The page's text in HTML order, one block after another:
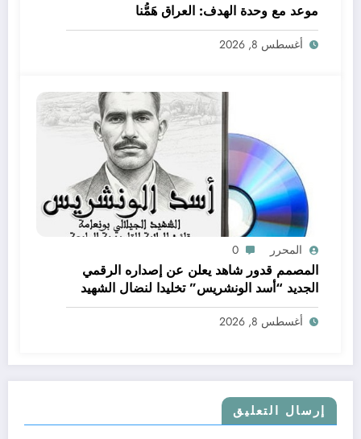
موعد مع وحدة الهدف: العراق هَمُّنا
أغسطس 8, 2026
المحرر 0
المصمم قدور شاهد يعلن عن إصداره الرقمي
الجديد “أسد الونشريس” تخليدا لنضال الشهيد
الجيلالي بونعامة
أغسطس 8, 2026
إرسال التعليق